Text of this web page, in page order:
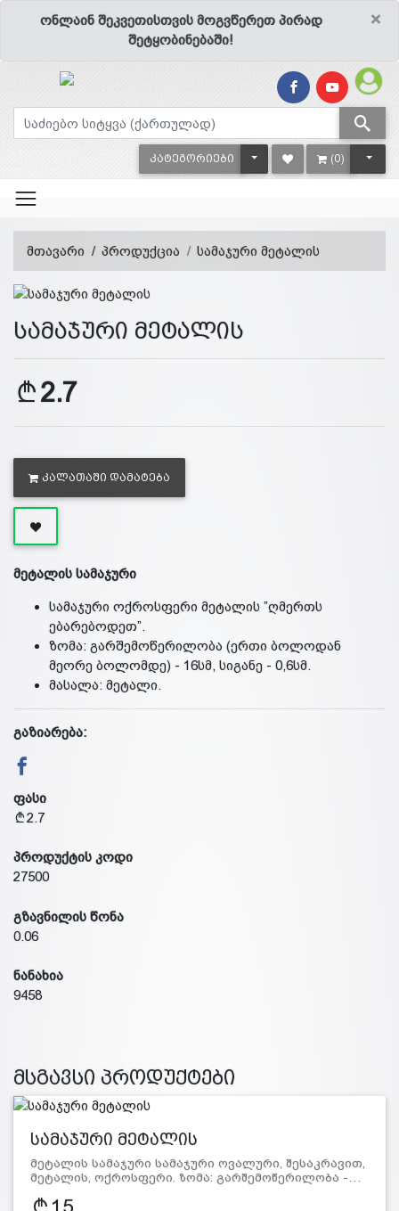
×
ონლაინ შეკვეთისთვის მოგვწერეთ პირად
შეტყობინებაში!
ᲙᲐᲢᲔᲒᲝᲠᲘᲔᲑᲘ TOGGLE DROPDOWN
(0)
მთავარი პროდუქცია სამაჯური მეტალის
სამაჯური მეტალის
2.7
ᲙᲐᲚᲐᲗᲐᲨᲘ ᲓᲐᲛᲐᲢᲔᲑᲐ
მეტალის სამაჯური
სამაჯური ოქროსფერი მეტალის ”ღმერთს
ებარებოდეთ”.
ზომა: გარშემოწერილობა (ერთი ბოლოდან
მეორე ბოლომდე) - 16სმ, სიგანე - 0,6სმ.
მასალა: მეტალი.
გაზიარება:
ფასი
2.7
პროდუქტის კოდი
27500
გზავნილის წონა
0.06
ნანახია
9458
მსგავსი პროდუქტები
სამაჯური მეტალის
მეტალის სამაჯური სამაჯური ოვალური, შესაკრავით,
მეტალის, ოქროსფერი. ზომა: გარშემოწერილობა -…